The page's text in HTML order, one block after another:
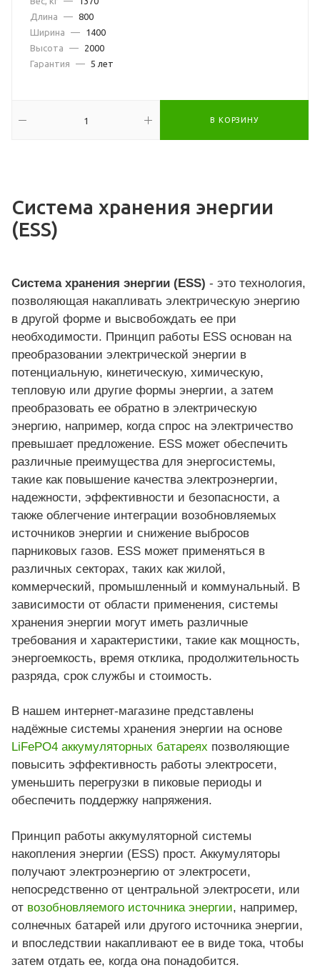
Длина
— 800
Ширина
—
1400
Высота
—
2000
Гарантия
— 5 лет
В КОРЗИНУ
Система хранения энергии
(ESS)
Система хранения энергии (ESS) - это технология,
позволяющая накапливать электрическую энергию
в другой форме и высвобождать ее при
необходимости. Принцип работы ESS основан на
преобразовании электрической энергии в
потенциальную, кинетическую, химическую,
тепловую или другие формы энергии, а затем
преобразовать ее обратно в электрическую
энергию, например, когда спрос на электричество
превышает предложение. ESS может обеспечить
различные преимущества для энергосистемы,
такие как повышение качества электроэнергии,
надежности, эффективности и безопасности, а
также облегчение интеграции возобновляемых
источников энергии и снижение выбросов
парниковых газов. ESS может применяться в
различных секторах, таких как жилой,
коммерческий, промышленный и коммунальный. В
зависимости от области применения, системы
хранения энергии могут иметь различные
требования и характеристики, такие как мощность,
энергоемкость, время отклика, продолжительность
разряда, срок службы и стоимость.
В нашем интернет-магазине представлены
надёжные системы хранения энергии на основе
LiFePO4 аккумуляторных батареях позволяющие
повысить эффективность работы электросети,
уменьшить перегрузки в пиковые периоды и
обеспечить поддержку напряжения.
Принцип работы аккумуляторной системы
накопления энергии (ESS) прост. Аккумуляторы
получают электроэнергию от электросети,
непосредственно от центральной электросети, или
от возобновляемого источника энергии, например,
солнечных батарей или другого источника энергии,
и впоследствии накапливают ее в виде тока, чтобы
затем отдать ее, когда она понадобится.